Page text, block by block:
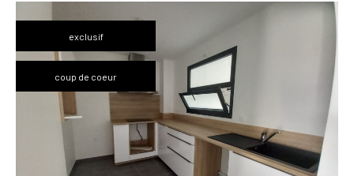
exclusif
coup de coeur
voir le
bien